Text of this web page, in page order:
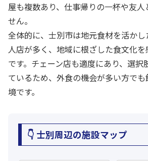
屋も複数あり、仕事帰りの一杯や友
せん。
全体的に、士別市は地元食材を活か
人店が多く、地域に根ざした食文化
です。チェーン店も適度にあり、選
ているため、外食の機会が多い方で
境です。
👇 士別周辺の施設マップ